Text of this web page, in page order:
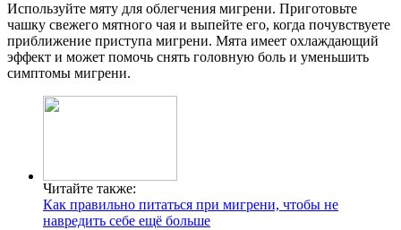
Используйте мяту для облегчения мигрени. Приготовьте
чашку свежего мятного чая и выпейте его, когда почувствуете
приближение приступа мигрени. Мята имеет охлаждающий
эффект и может помочь снять головную боль и уменьшить
симптомы мигрени.
Читайте также:
Как правильно питаться при мигрени, чтобы не
навредить себе ещё больше